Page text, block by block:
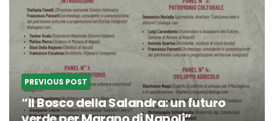
PREVIOUS POST
“Il Bosco della Salandra: un futuro